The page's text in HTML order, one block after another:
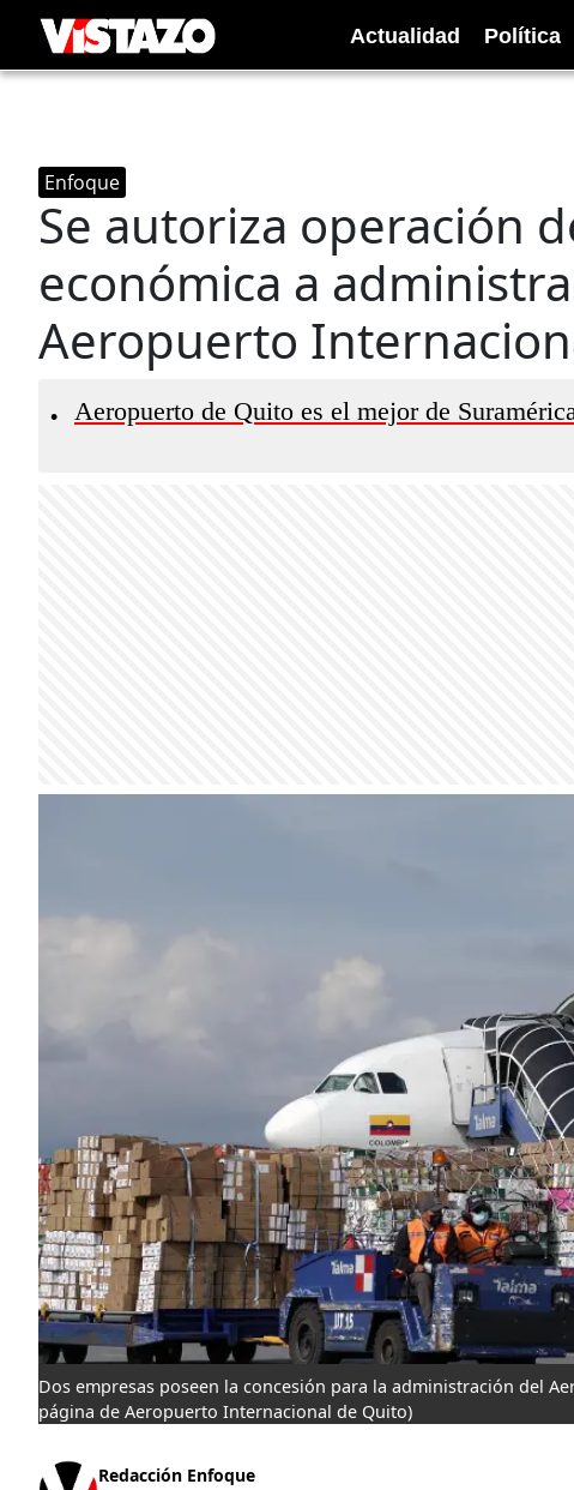
Actualidad Política
Enfoque
Se autoriza operación
económica a
Aeropuerto
• Aeropuerto de Quito es el mejor de
Dos empresas poseen la concesión para la administración del
página de Aeropuerto Internacional de Quito)
Redacción Enfoque